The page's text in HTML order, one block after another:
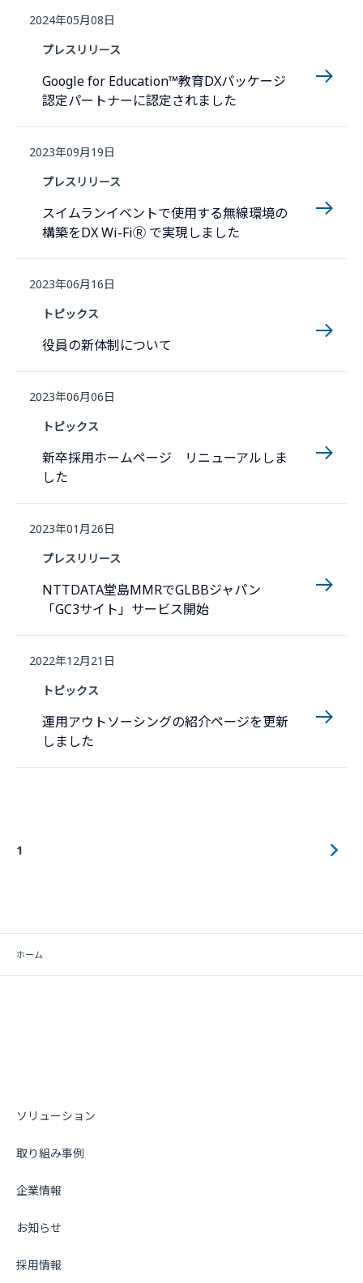
2024年05月08日
プレスリリース
Google for Education™教育DXパッケージ
認定パートナーに認定されました
2023年09月19日
プレスリリース
スイムランイベントで使用する無線環境の
構築をDX Wi-FiⓇ で実現しました
2023年06月16日
トピックス
役員の新体制について
2023年06月06日
トピックス
新卒採用ホームページ リニューアルしま
した
2023年01月26日
プレスリリース
NTTDATA堂島MMRでGLBBジャパン
「GC3サイト」サービス開始
2022年12月21日
トピックス
運用アウトソーシングの紹介ページを更新
しました
1
ホーム
ソリューション
取り組み事例
企業情報
お知らせ
採用情報